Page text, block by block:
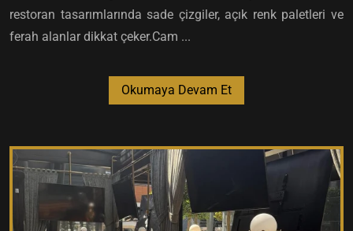
restoran tasarımlarında sade çizgiler, açık renk paletleri ve
ferah alanlar dikkat çeker.Cam ...
Okumaya Devam Et